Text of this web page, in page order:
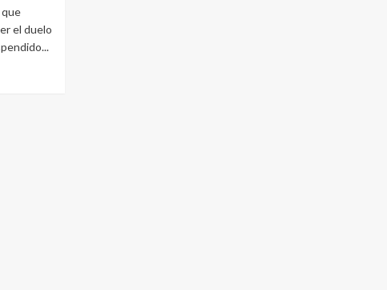
que
el duelo